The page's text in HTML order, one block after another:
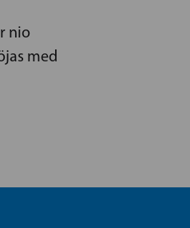
nio
med